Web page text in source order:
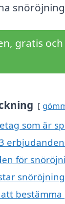
gratis
som är
för